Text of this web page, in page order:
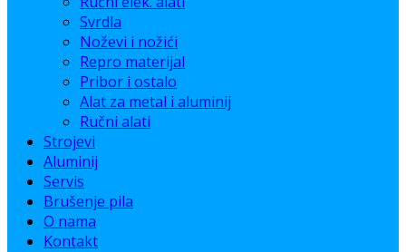
Svrdla
Noževi i nožići
Repro materijal
Pribor i ostalo
Alat za metal i aluminij
Ručni alati
Strojevi
Aluminij
Servis
Brušenje pila
O nama
Kontakt